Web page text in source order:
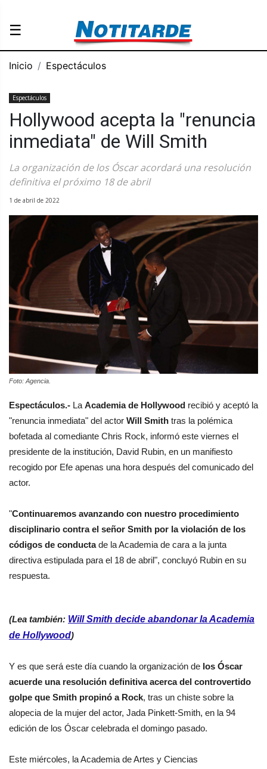
☰
Inicio Espectáculos
Espectáculos
Hollywood acepta la "renuncia
inmediata" de Will Smith
La organización de los Óscar acordará una resolución
definitiva el próximo 18 de abril
1 de abril de 2022
Foto: Agencia.
Espectáculos.- La Academia de Hollywood recibió y aceptó la
"renuncia inmediata" del actor Will Smith tras la polémica
bofetada al comediante Chris Rock, informó este viernes el
presidente de la institución, David Rubin, en un manifiesto
recogido por Efe apenas una hora después del comunicado del
actor.
"Continuaremos avanzando con nuestro procedimiento
disciplinario contra el señor Smith por la violación de los
códigos de conductade la Academia de cara a la junta
directiva estipulada para el 18 de abril", concluyó Rubin en su
respuesta.
(Lea también: Will Smith decide abandonar la Academia
de Hollywood)
Y es que será este día cuando la organización de los Óscar
acuerde una resolución definitiva acerca del controvertido
golpe que Smith propinó a Rock, tras un chiste sobre la
alopecia de la mujer del actor, Jada Pinkett-Smith, en la 94
edición de los Óscar celebrada el domingo pasado.
Este miércoles, la Academia de Artes y Ciencias